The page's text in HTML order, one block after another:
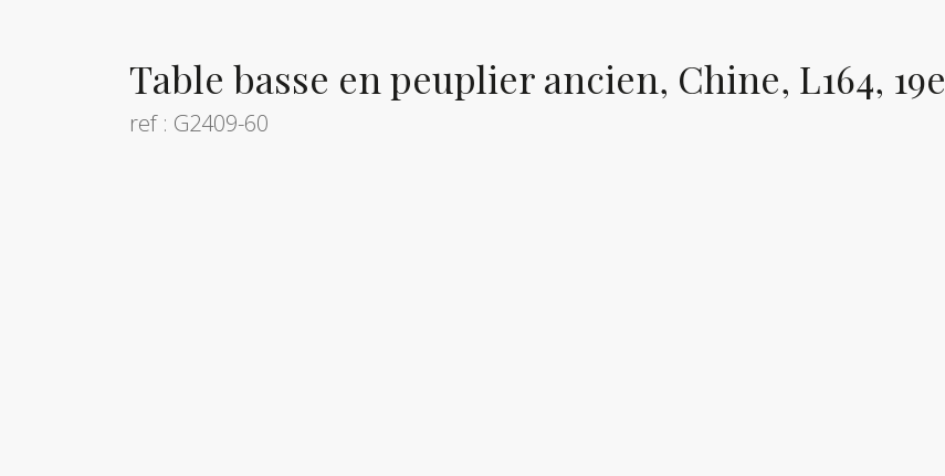
Table basse en peuplier ancien, Chine, L164, 19e
ref : G2409-60